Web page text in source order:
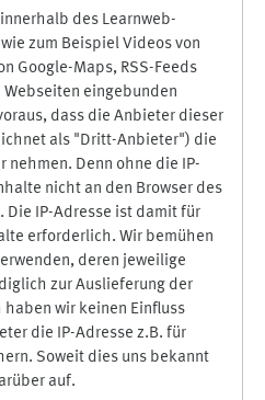
des Learnweb-
zum Beispiel Videos von
Google-Maps, RSS-Feeds
Webseiten eingebunden
dass die Anbieter dieser
als "Dritt-Anbieter") die
nehmen. Denn ohne die IP-
nicht an den Browser des
Die IP-Adresse ist damit für
erforderlich. Wir bemühen
deren jeweilige
zur Auslieferung der
haben wir keinen Einfluss
die IP-Adresse z.B. für
Soweit dies uns bekannt
auf.